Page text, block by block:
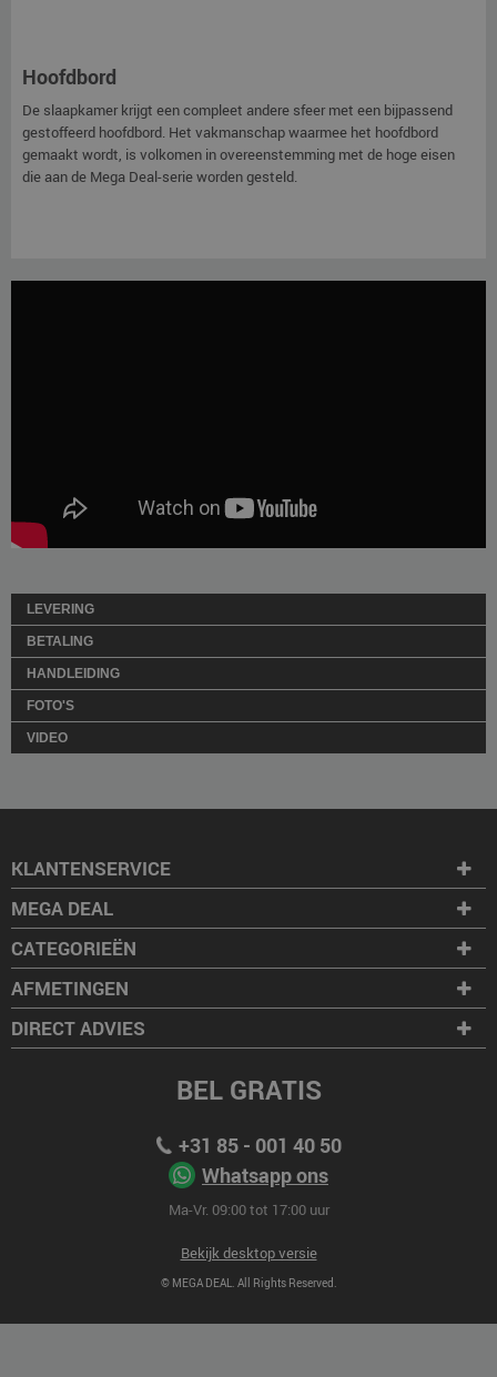
Hoofdbord
De slaapkamer krijgt een compleet andere sfeer met een bijpassend
gestoffeerd hoofdbord. Het vakmanschap waarmee het hoofdbord
gemaakt wordt, is volkomen in overeenstemming met de hoge eisen
die aan de Mega Deal-serie worden gesteld.
LEVERING
BETALING
HANDLEIDING
FOTO'S
VIDEO
KLANTENSERVICE
MEGA DEAL
CATEGORIEËN
AFMETINGEN
DIRECT ADVIES
BEL GRATIS
+31 85 - 001 40 50
Whatsapp ons
Ma-Vr. 09:00 tot 17:00 uur
Bekijk desktop versie
© MEGA DEAL. All Rights Reserved.